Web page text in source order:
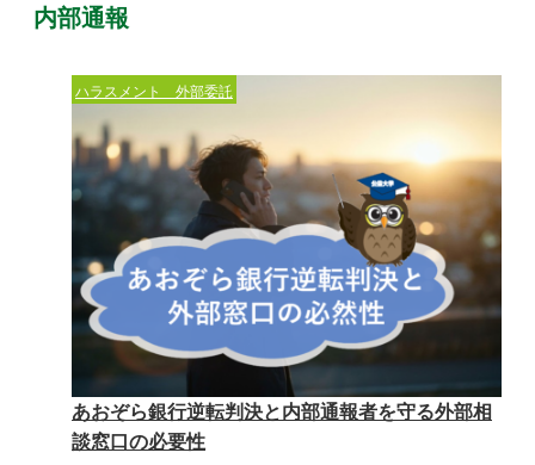
内部通報
ハラスメント 外部委託
あおぞら銀行逆転判決と内部通報者を守る外部相
談窓口の必要性